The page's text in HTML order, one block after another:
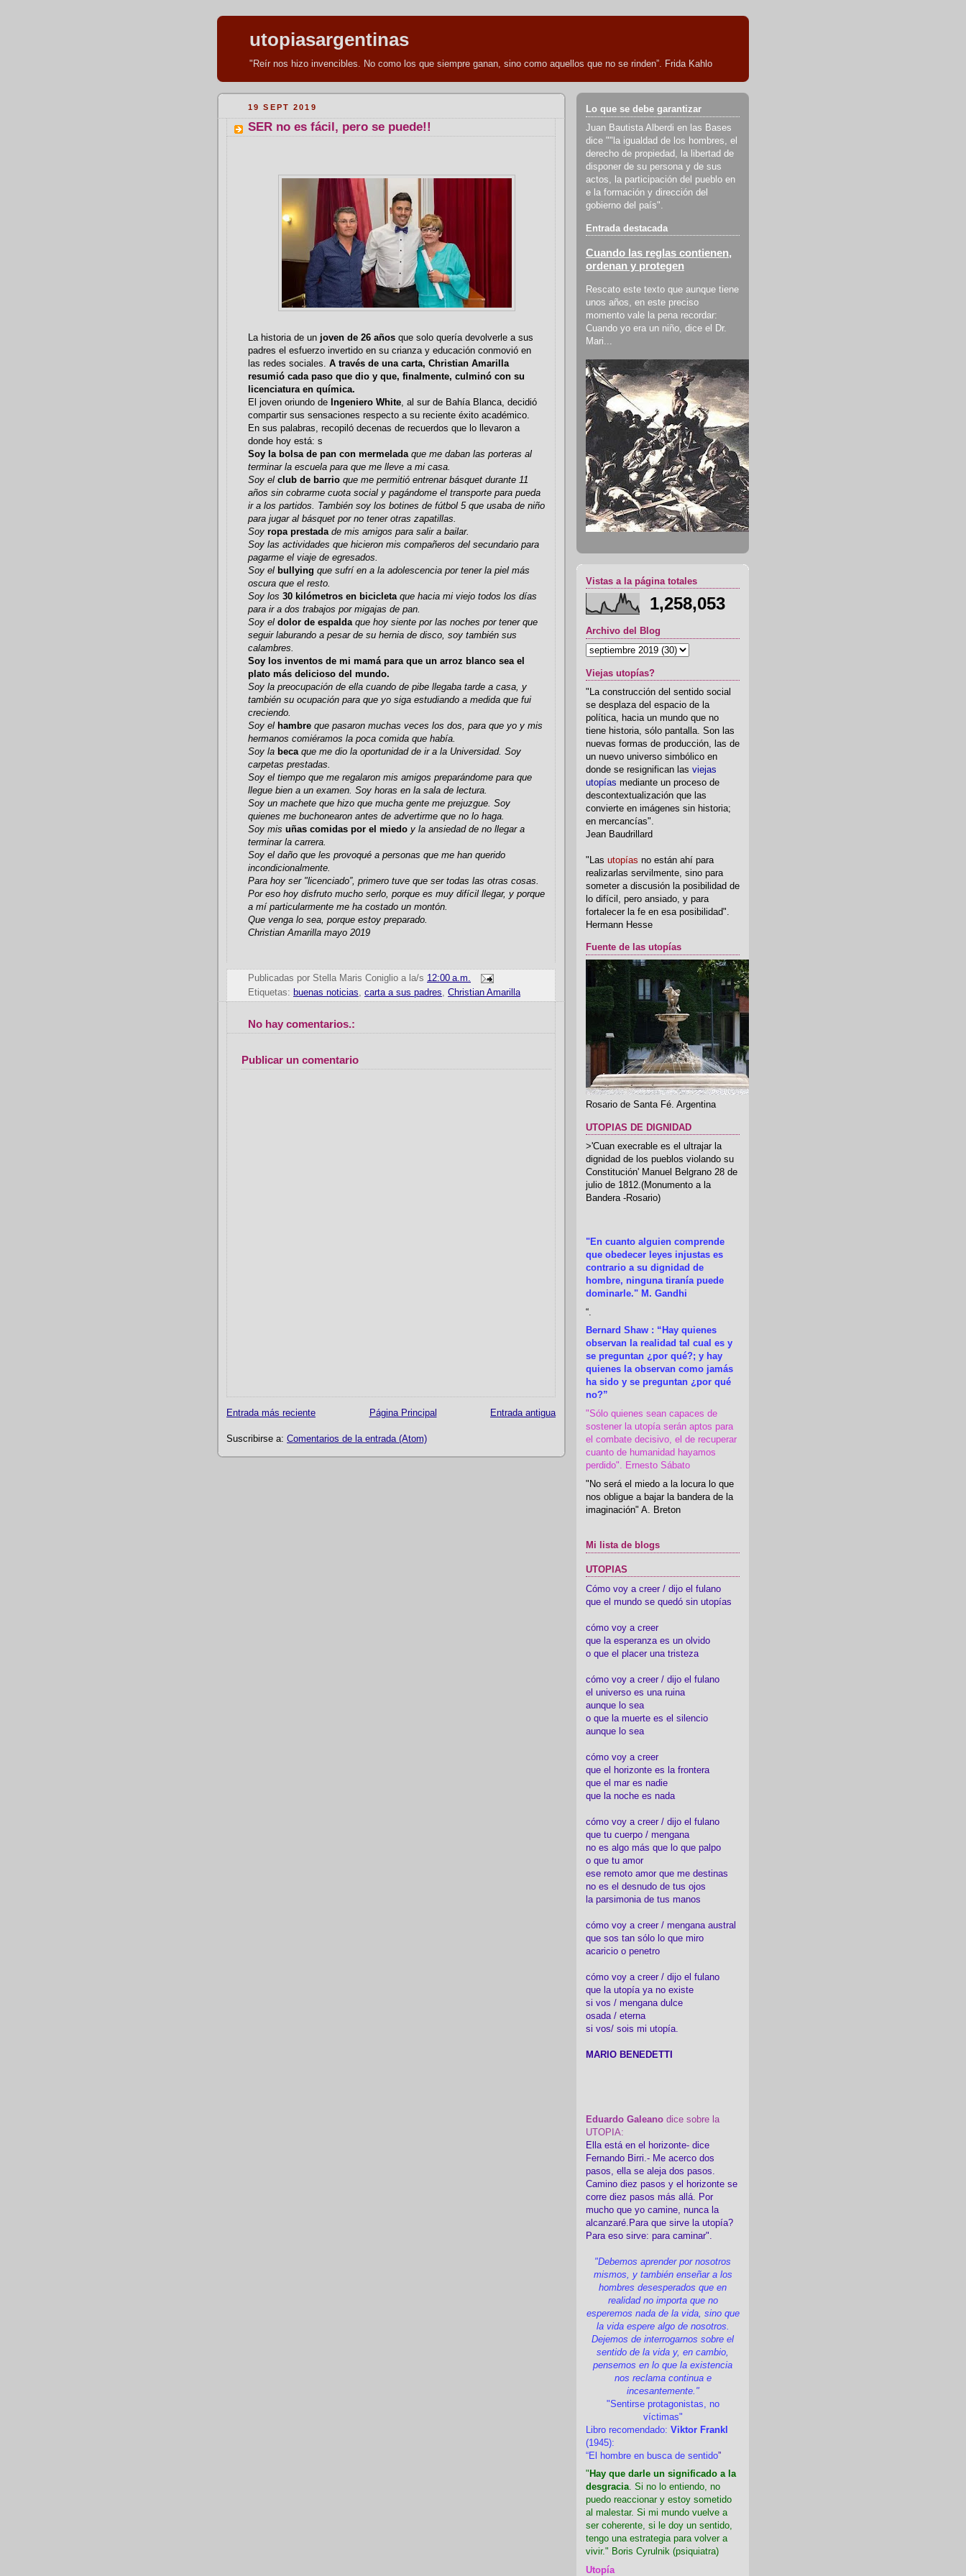
utopiasargentinas
"Reír nos hizo invencibles. No como los que siempre ganan, sino como aquellos que no se rinden”. Frida Kahlo
19 SEPT 2019
SER no es fácil, pero se puede!!
La historia de un joven de 26 años que solo quería devolverle a sus
padres el esfuerzo invertido en su crianza y educación conmovió en
las redes sociales. A través de una carta, Christian Amarilla
resumió cada paso que dio y que, finalmente, culminó con su
licenciatura en química.
El joven oriundo de Ingeniero White, al sur de Bahía Blanca, decidió
compartir sus sensaciones respecto a su reciente éxito académico.
En sus palabras, recopiló decenas de recuerdos que lo llevaron a
donde hoy está: s
Soy la bolsa de pan con mermelada que me daban las porteras al
terminar la escuela para que me lleve a mi casa.
Soy el club de barrio que me permitió entrenar básquet durante 11
años sin cobrarme cuota social y pagándome el transporte para pueda
ir a los partidos. También soy los botines de fútbol 5 que usaba de niño
para jugar al básquet por no tener otras zapatillas.
Soy ropa prestada de mis amigos para salir a bailar.
Soy las actividades que hicieron mis compañeros del secundario para
pagarme el viaje de egresados.
Soy el bullying que sufrí en a la adolescencia por tener la piel más
oscura que el resto.
Soy los 30 kilómetros en bicicleta que hacia mi viejo todos los días
para ir a dos trabajos por migajas de pan.
Soy el dolor de espalda que hoy siente por las noches por tener que
seguir laburando a pesar de su hernia de disco, soy también sus
calambres.
Soy los inventos de mi mamá para que un arroz blanco sea el
plato más delicioso del mundo.
Soy la preocupación de ella cuando de pibe llegaba tarde a casa, y
también su ocupación para que yo siga estudiando a medida que fui
creciendo.
Soy el hambre que pasaron muchas veces los dos, para que yo y mis
hermanos comiéramos la poca comida que había.
Soy la beca que me dio la oportunidad de ir a la Universidad. Soy
carpetas prestadas.
Soy el tiempo que me regalaron mis amigos preparándome para que
llegue bien a un examen. Soy horas en la sala de lectura.
Soy un machete que hizo que mucha gente me prejuzgue. Soy
quienes me buchonearon antes de advertirme que no lo haga.
Soy mis uñas comidas por el miedo y la ansiedad de no llegar a
terminar la carrera.
Soy el daño que les provoqué a personas que me han querido
incondicionalmente.
Para hoy ser "licenciado”, primero tuve que ser todas las otras cosas.
Por eso hoy disfruto mucho serlo, porque es muy difícil llegar, y porque
a mí particularmente me ha costado un montón.
Que venga lo sea, porque estoy preparado.
Christian Amarilla mayo 2019
Publicadas por Stella Maris Coniglio a la/s 12:00 a.m.
Etiquetas: buenas noticias, carta a sus padres, Christian Amarilla
No hay comentarios.:
Publicar un comentario
Entrada más reciente Entrada antigua
Página Principal
Suscribirse a: Comentarios de la entrada (Atom)
Lo que se debe garantizar
Juan Bautista Alberdi en las Bases
dice ""la igualdad de los hombres, el
derecho de propiedad, la libertad de
disponer de su persona y de sus
actos, la participación del pueblo en
e la formación y dirección del
gobierno del país".
Entrada destacada
Cuando las reglas contienen,
ordenan y protegen
Rescato este texto que aunque tiene
unos años, en este preciso
momento vale la pena recordar:
Cuando yo era un niño, dice el Dr.
Mari...
Vistas a la página totales
1,258,053
Archivo del Blog
Viejas utopías?
"La construcción del sentido social
se desplaza del espacio de la
política, hacia un mundo que no
tiene historia, sólo pantalla. Son las
nuevas formas de producción, las de
un nuevo universo simbólico en
donde se resignifican las viejas
utopías mediante un proceso de
descontextualización que las
convierte en imágenes sin historia;
en mercancías".
Jean Baudrillard
"Las utopías no están ahí para
realizarlas servilmente, sino para
someter a discusión la posibilidad de
lo difícil, pero ansiado, y para
fortalecer la fe en esa posibilidad".
Hermann Hesse
Fuente de las utopías
Rosario de Santa Fé. Argentina
UTOPIAS DE DIGNIDAD
>'Cuan execrable es el ultrajar la
dignidad de los pueblos violando su
Constitución' Manuel Belgrano 28 de
julio de 1812.(Monumento a la
Bandera -Rosario)
"En cuanto alguien comprende
que obedecer leyes injustas es
contrario a su dignidad de
hombre, ninguna tiranía puede
dominarle." M. Gandhi
“.
Bernard Shaw : “Hay quienes
observan la realidad tal cual es y
se preguntan ¿por qué?; y hay
quienes la observan como jamás
ha sido y se preguntan ¿por qué
no?”
"Sólo quienes sean capaces de
sostener la utopía serán aptos para
el combate decisivo, el de recuperar
cuanto de humanidad hayamos
perdido". Ernesto Sábato
"No será el miedo a la locura lo que
nos obligue a bajar la bandera de la
imaginación" A. Breton
Mi lista de blogs
UTOPIAS
Cómo voy a creer / dijo el fulano
que el mundo se quedó sin utopías
cómo voy a creer
que la esperanza es un olvido
o que el placer una tristeza
cómo voy a creer / dijo el fulano
el universo es una ruina
aunque lo sea
o que la muerte es el silencio
aunque lo sea
cómo voy a creer
que el horizonte es la frontera
que el mar es nadie
que la noche es nada
cómo voy a creer / dijo el fulano
que tu cuerpo / mengana
no es algo más que lo que palpo
o que tu amor
ese remoto amor que me destinas
no es el desnudo de tus ojos
la parsimonia de tus manos
cómo voy a creer / mengana austral
que sos tan sólo lo que miro
acaricio o penetro
cómo voy a creer / dijo el fulano
que la utopía ya no existe
si vos / mengana dulce
osada / eterna
si vos/ sois mi utopía.
MARIO BENEDETTI
Eduardo Galeano dice sobre la
UTOPIA:
Ella está en el horizonte- dice
Fernando Birri.- Me acerco dos
pasos, ella se aleja dos pasos.
Camino diez pasos y el horizonte se
corre diez pasos más allá. Por
mucho que yo camine, nunca la
alcanzaré.Para que sirve la utopía?
Para eso sirve: para caminar".
"Debemos aprender por nosotros
mismos, y también enseñar a los
hombres desesperados que en
realidad no importa que no
esperemos nada de la vida, sino que
la vida espere algo de nosotros.
Dejemos de interrogarnos sobre el
sentido de la vida y, en cambio,
pensemos en lo que la existencia
nos reclama continua e
incesantemente."
"Sentirse protagonistas, no
víctimas"
Libro recomendado: Viktor Frankl
(1945):
“El hombre en busca de sentido”
" Hay que darle un significado a la
desgracia. Si no lo entiendo, no
puedo reaccionar y estoy sometido
al malestar. Si mi mundo vuelve a
ser coherente, si le doy un sentido,
tengo una estrategia para volver a
vivir." Boris Cyrulnik (psiquiatra)
Utopía